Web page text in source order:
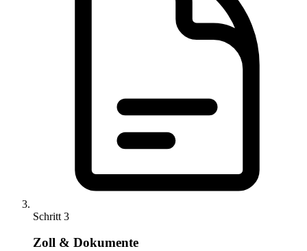
Schritt 3
Zoll & Dokumente